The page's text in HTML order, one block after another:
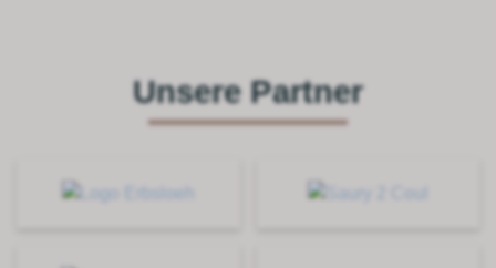
Unsere Partner